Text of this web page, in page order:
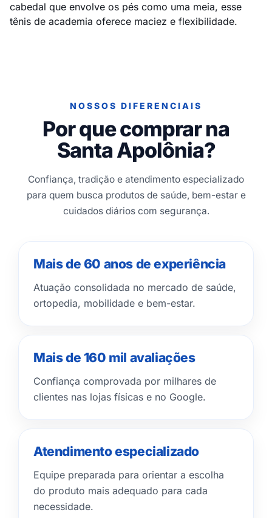
cabedal que envolve os pés como uma meia, esse
tênis de academia oferece maciez e flexibilidade.
NOSSOS DIFERENCIAIS
Por que comprar na
Santa Apolônia?
Confiança, tradição e atendimento especializado
para quem busca produtos de saúde, bem-estar e
cuidados diários com segurança.
Mais de 60 anos de experiência
Atuação consolidada no mercado de saúde,
ortopedia, mobilidade e bem-estar.
Mais de 160 mil avaliações
Confiança comprovada por milhares de
clientes nas lojas físicas e no Google.
Atendimento especializado
Equipe preparada para orientar a escolha
do produto mais adequado para cada
necessidade.